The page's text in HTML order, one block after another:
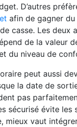
D’autres
afin de gagner
casse. Les deux
de la valeur
du niveau de
peut aussi
la date de
pas
sécurisé évite les
mieux vaut